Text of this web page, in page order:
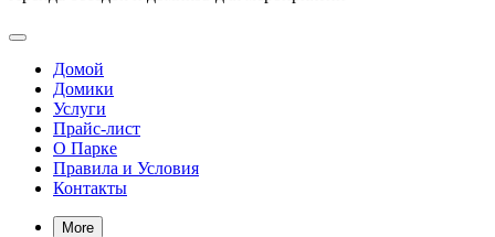
Домой
Домики
Услуги
Прайс-лист
О Парке
Правила и Условия
Контакты
More